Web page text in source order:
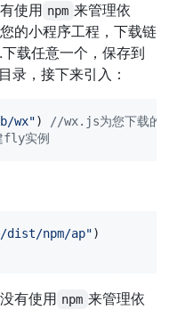
使用 npm 来管理依
的小程序工程，下载链
.下载任意一个，保存到
录，接下来引入：
wx")
//wx.js为您下载的源
fly实例
npm/ap")
有使用 npm 来管理依